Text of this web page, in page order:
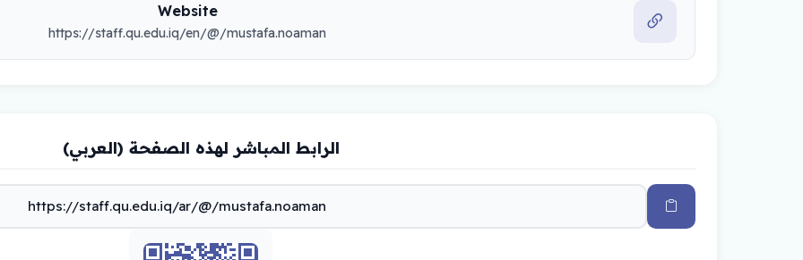
Website
https://staff.qu.edu.iq/en/@/mustafa.noaman
الرابط المباشر لهذه الصفحة (العربي)